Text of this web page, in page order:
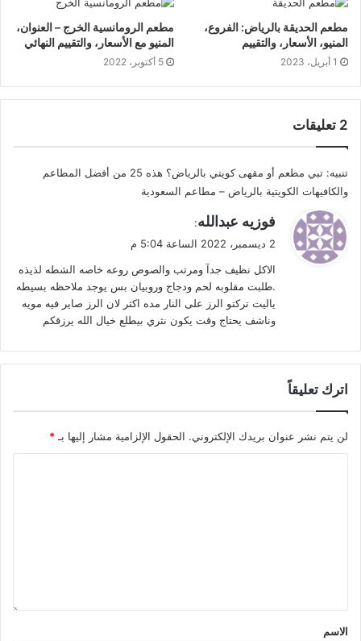
مطعم الحديقة بالرياض: الفروع،
المنيو، الأسعار، والتقييم
1 أبريل، 2023
مطعم الرومانسية الخرج – العنوان،
المنيو مع الأسعار، والتقييم النهائي
5 أكتوبر، 2022
‫2 تعليقات
تنبيه:
تبي مطعم أو مقهى كويتي بالرياض؟ هذه 25 من أفضل المطاعم
والكافيهات الكويتية بالرياض – مطاعم السعودية
ي
ل
فوزيه عبدالله:
2 ديسمبر، 2022 الساعة 5:04 م
الاكل نظيف جدآ ومرتب والصوص روعه خاصه الشطه لذيذه
.طلبت مقلوبه لحم ودجاج وروبيان بس يوجد ملاحظه بسيطه
ياليت تركتو الرز على النار مده اكثر لان الرز صاير فيه مويه
وناشف يحتاج وقت يكون نثري بيطلع خيال الله يرزقكم
اترك تعليقاً
لن يتم نشر عنوان بريدك الإلكتروني. الحقول الإلزامية مشار إليها بـ *
الاسم